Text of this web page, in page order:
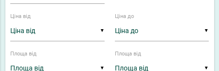
▼
Ціна від
▼
Ціна до
▼
Площа від
▼
Площа від